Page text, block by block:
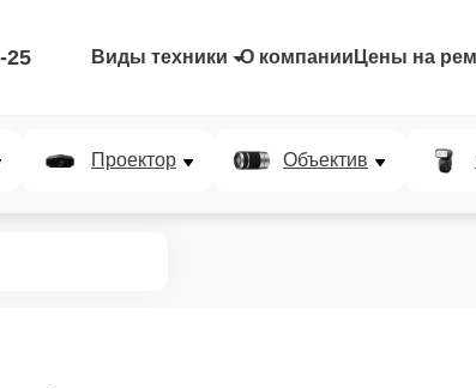
25 Виды техники О компании Цены на
Проектор Объектив